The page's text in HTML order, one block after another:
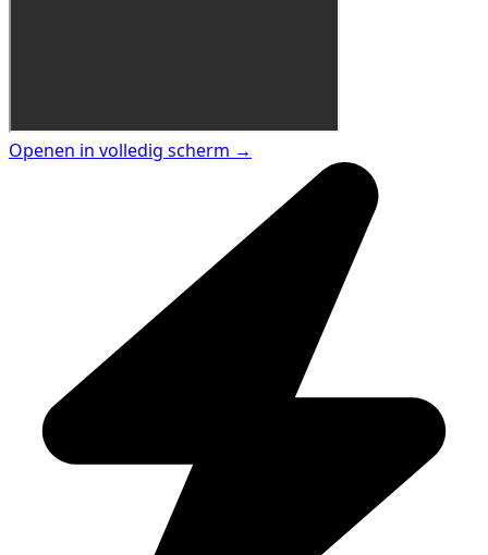
Openen in volledig scherm →